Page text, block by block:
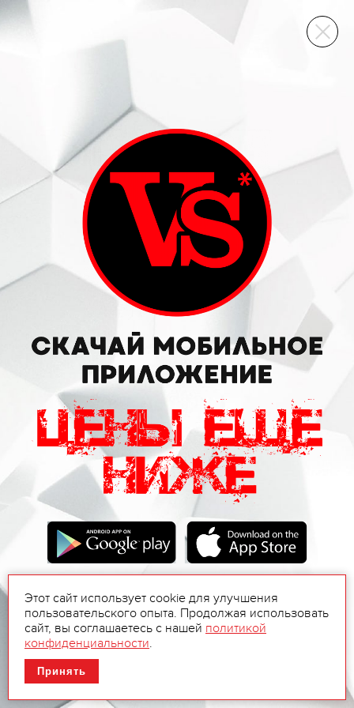
ВИННЫЙ СКЛАД
Этот сайт использует cookie для улучшения
пользовательского опыта. Продолжая использовать
сайт, вы соглашаетесь с нашей политикой
конфиденциальности.
Принять